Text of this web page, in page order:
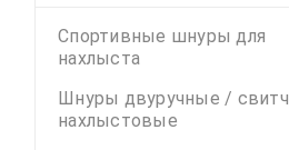
Спортивные шнуры для
нахлыста
Шнуры двуручные / свитч
нахлыстовые